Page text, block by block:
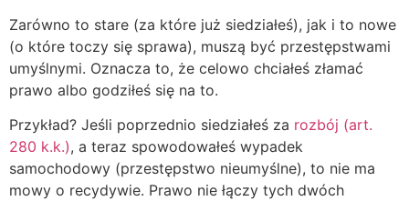
Zarówno to stare (za które już siedziałeś), jak i to nowe
(o które toczy się sprawa), muszą być przestępstwami
umyślnymi. Oznacza to, że celowo chciałeś złamać
prawo albo godziłeś się na to.
Przykład? Jeśli poprzednio siedziałeś za rozbój (art.
280 k.k.), a teraz spowodowałeś wypadek
samochodowy (przestępstwo nieumyślne), to nie ma
mowy o recydywie. Prawo nie łączy tych dwóch